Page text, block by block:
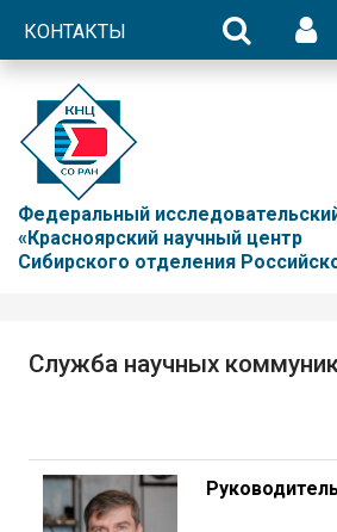
КОНТАКТЫ
Федеральный
«Красноярский научный центр
Сибирского отделения
Служба научных